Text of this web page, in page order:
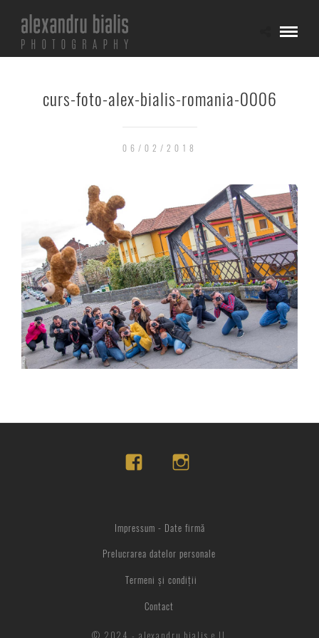
curs-foto-alex-bialis-romania-0006
06/02/2018
Prelucrarea datelor personale
Impressum - Date firmă
Contact
Termeni și condiții